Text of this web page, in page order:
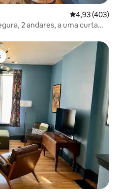
4,93 de uma
4,93 (403)
2 andares, a uma curta
dos hóspedes